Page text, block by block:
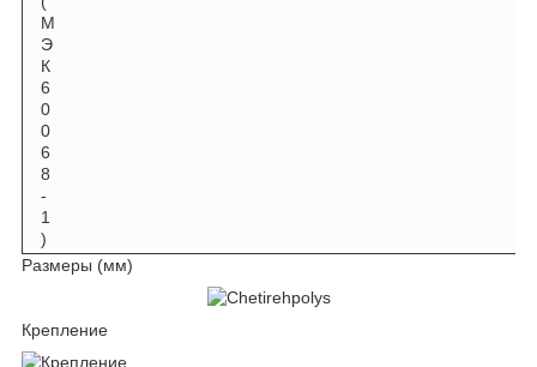
М
Э
К
6
0
0
6
8
-
1
)
Размеры (мм)
Крепление